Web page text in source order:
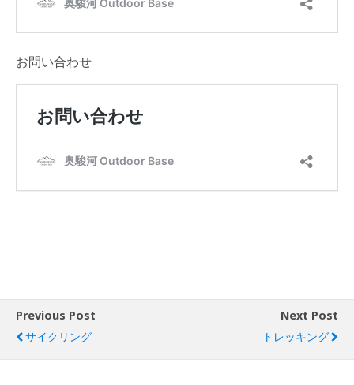
お問い合わせ
Previous Post
サイクリング
Next Post
トレッキング